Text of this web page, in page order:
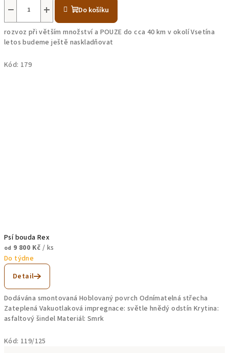
+
− Do košíku
rozvoz při větším množství a POUZE do cca 40 km v okolí Vsetína
letos budeme ještě naskladňovat
Kód: 179
Psí bouda Rex
od 9 800 Kč / ks
Do týdne
Detail
Dodávána smontovaná Hoblovaný povrch Odnímatelná střecha
Zateplená Vakuotlaková impregnace: světle hnědý odstín Krytina:
asfaltový šindel Materiál: Smrk
Kód: 119/125